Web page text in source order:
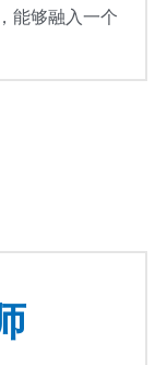
能够融入一个